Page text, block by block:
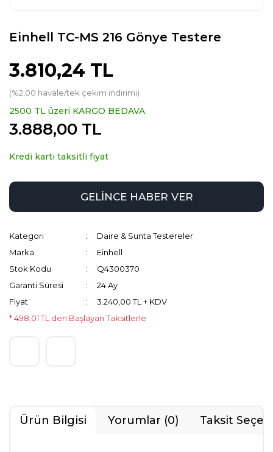
Einhell TC-MS 216 Gönye Testere
3.810,24 TL
(%2,00 havale/tek çekim indirimi)
2500 TL üzeri KARGO BEDAVA
3.888,00 TL
Kredi kartı taksitli fiyat
GELİNCE HABER VER
Kategori
Daire & Sunta Testereler
Marka
Einhell
Stok Kodu
Q4300370
Garanti Süresi
24 Ay
Fiyat
3.240,00 TL + KDV
* 498,01 TL den Başlayan Taksitlerle
Ürün Bilgisi Yorumlar (0) Taksit